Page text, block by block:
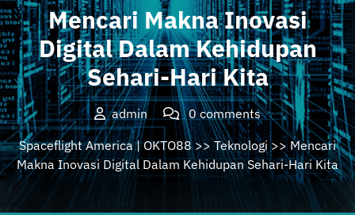
Mencari Makna Inovasi
Digital Dalam Kehidupan
Sehari-Hari Kita
admin
0 comments
Spaceflight America | OKTO88>>Teknologi >> Mencari
Makna Inovasi Digital Dalam Kehidupan Sehari-Hari Kita